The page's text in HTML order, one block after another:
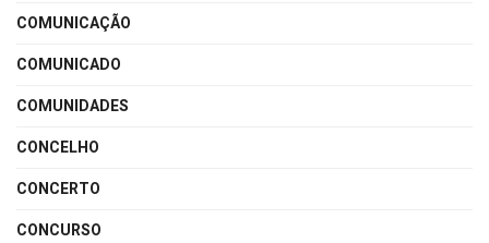
COMUNICAÇÃO
COMUNICADO
COMUNIDADES
CONCELHO
CONCERTO
CONCURSO